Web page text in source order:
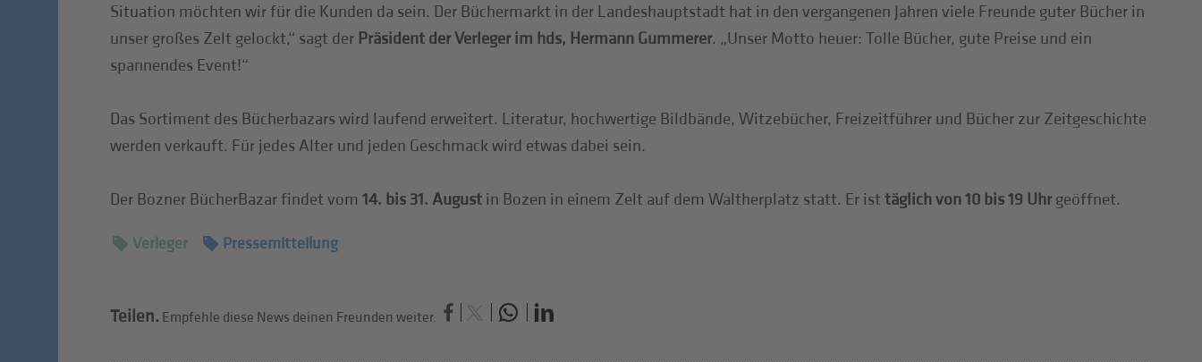
Situation möchten wir für die Kunden da sein. Der Büchermarkt in der Landeshauptstadt hat in den vergangenen Jahren viele Freunde guter Bücher in
unser großes Zelt gelockt,“ sagt der Präsident der Verleger im hds, Hermann Gummerer. „Unser Motto heuer: Tolle Bücher, gute Preise und ein
spannendes Event!“
Das Sortiment des Bücherbazars wird laufend erweitert. Literatur, hochwertige Bildbände, Witzebücher, Freizeitführer und Bücher zur Zeitgeschichte
werden verkauft. Für jedes Alter und jeden Geschmack wird etwas dabei sein.
Der Bozner BücherBazar findet vom 14. bis 31. Augustin Bozen in einem Zelt auf dem Waltherplatz statt. Er ist täglich von 10 bis 19 Uhrgeöffnet.
Verleger Pressemitteilung
Teilen. Empfehle diese News deinen Freunden weiter.